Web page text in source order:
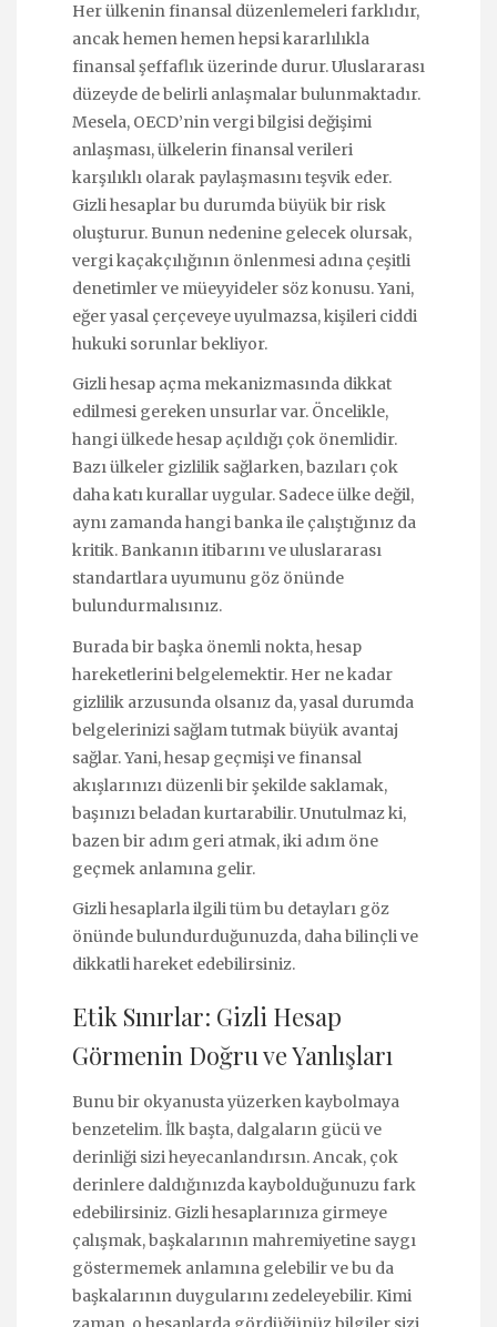
Her ülkenin finansal düzenlemeleri farklıdır,
ancak hemen hemen hepsi kararlılıkla
finansal şeffaflık üzerinde durur. Uluslararası
düzeyde de belirli anlaşmalar bulunmaktadır.
Mesela, OECD’nin vergi bilgisi değişimi
anlaşması, ülkelerin finansal verileri
karşılıklı olarak paylaşmasını teşvik eder.
Gizli hesaplar bu durumda büyük bir risk
oluşturur. Bunun nedenine gelecek olursak,
vergi kaçakçılığının önlenmesi adına çeşitli
denetimler ve müeyyideler söz konusu. Yani,
eğer yasal çerçeveye uyulmazsa, kişileri ciddi
hukuki sorunlar bekliyor.
Gizli hesap açma mekanizmasında dikkat
edilmesi gereken unsurlar var. Öncelikle,
hangi ülkede hesap açıldığı çok önemlidir.
Bazı ülkeler gizlilik sağlarken, bazıları çok
daha katı kurallar uygular. Sadece ülke değil,
aynı zamanda hangi banka ile çalıştığınız da
kritik. Bankanın itibarını ve uluslararası
standartlara uyumunu göz önünde
bulundurmalısınız.
Burada bir başka önemli nokta, hesap
hareketlerini belgelemektir. Her ne kadar
gizlilik arzusunda olsanız da, yasal durumda
belgelerinizi sağlam tutmak büyük avantaj
sağlar. Yani, hesap geçmişi ve finansal
akışlarınızı düzenli bir şekilde saklamak,
başınızı beladan kurtarabilir. Unutulmaz ki,
bazen bir adım geri atmak, iki adım öne
geçmek anlamına gelir.
Gizli hesaplarla ilgili tüm bu detayları göz
önünde bulundurduğunuzda, daha bilinçli ve
dikkatli hareket edebilirsiniz.
Etik Sınırlar: Gizli Hesap
Görmenin Doğru ve Yanlışları
Bunu bir okyanusta yüzerken kaybolmaya
benzetelim. İlk başta, dalgaların gücü ve
derinliği sizi heyecanlandırsın. Ancak, çok
derinlere daldığınızda kaybolduğunuzu fark
edebilirsiniz. Gizli hesaplarınıza girmeye
çalışmak, başkalarının mahremiyetine saygı
göstermemek anlamına gelebilir ve bu da
başkalarının duygularını zedeleyebilir. Kimi